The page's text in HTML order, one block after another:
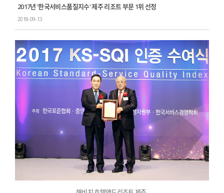
2017년 '한국서비스품질지수' 제주 리조트 부문 1위 선정
2018-09-13